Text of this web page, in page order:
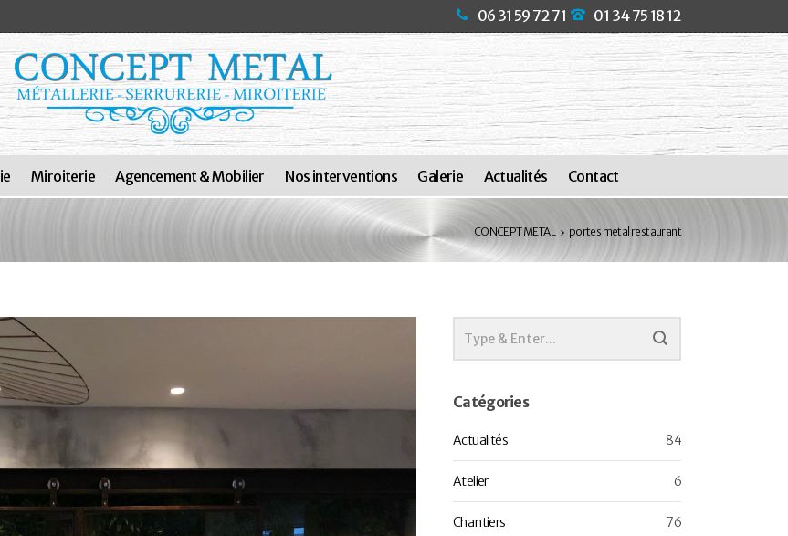
06 31 59 72 71 01 34 75 18 12
Miroiterie Agencement & Mobilier Nos interventions Galerie Actualités Contact
CONCEPT METAL portes metal restaurant
Catégories
Actualités 84
Atelier 6
Chantiers 76